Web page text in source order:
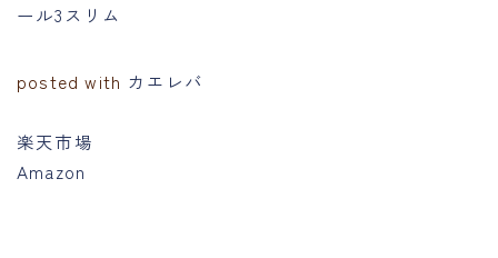
ール3スリム
posted with カエレバ
楽天市場
Amazon